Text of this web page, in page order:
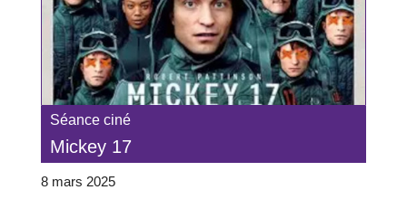
Séance ciné
Mickey 17
8 mars 2025